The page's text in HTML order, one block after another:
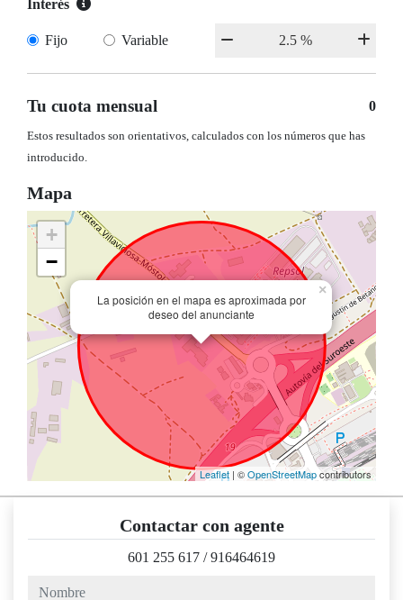
Interés
Fijo Variable
Tu cuota mensual 0
Estos resultados son orientativos, calculados con los números que has
introducido.
Mapa
La posición en el mapa es aproximada por
deseo del anunciante
×
+
−
Leaflet | ©OpenStreetMapcontributors
Contactar con agente
601 255 617 /916464619
nombre